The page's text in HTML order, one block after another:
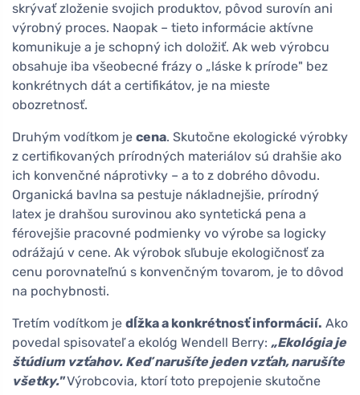
skrývať zloženie svojich produktov, pôvod surovín ani
výrobný proces. Naopak – tieto informácie aktívne
komunikuje a je schopný ich doložiť. Ak web výrobcu
obsahuje iba všeobecné frázy o „láske k prírode" bez
konkrétnych dát a certifikátov, je na mieste
obozretnosť.
Druhým vodítkom je cena. Skutočne ekologické výrobky
z certifikovaných prírodných materiálov sú drahšie ako
ich konvenčné náprotivky – a to z dobrého dôvodu.
Organická bavlna sa pestuje nákladnejšie, prírodný
latex je drahšou surovinou ako syntetická pena a
férovejšie pracovné podmienky vo výrobe sa logicky
odrážajú v cene. Ak výrobok sľubuje ekologičnosť za
cenu porovnateľnú s konvenčným tovarom, je to dôvod
na pochybnosti.
Tretím vodítkom je dĺžka a konkrétnosť informácií. Ako
povedal spisovateľ a ekológ Wendell Berry: „Ekológia je
štúdium vzťahov. Keď narušíte jeden vzťah, narušíte
všetky."Výrobcovia, ktorí toto prepojenie skutočne